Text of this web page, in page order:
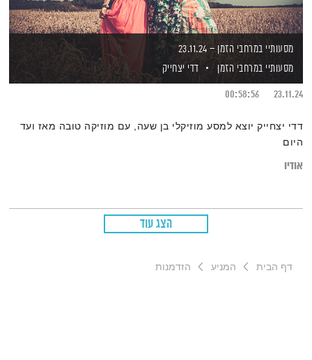
מסעותיי במרחבי הזמן – 23.11.24
מסעותיי במרחבי הזמן
דדי יצחייק
23.11.24
00:58:56
דדי יצחייק יוצא למסע מוזיקלי בן שעה, עם מוזיקה טובה מאז ועד
היום
אודיו
הצג עוד
דף הבית המניע הזדמנות